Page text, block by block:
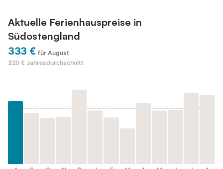
Aktuelle Ferienhauspreise in
Südostengland
333 € für August
320 € Jahresdurchschnitt